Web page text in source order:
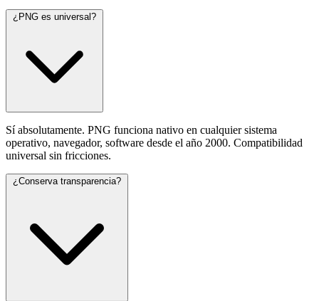
¿PNG es universal?
Sí absolutamente. PNG funciona nativo en cualquier sistema
operativo, navegador, software desde el año 2000. Compatibilidad
universal sin fricciones.
¿Conserva transparencia?